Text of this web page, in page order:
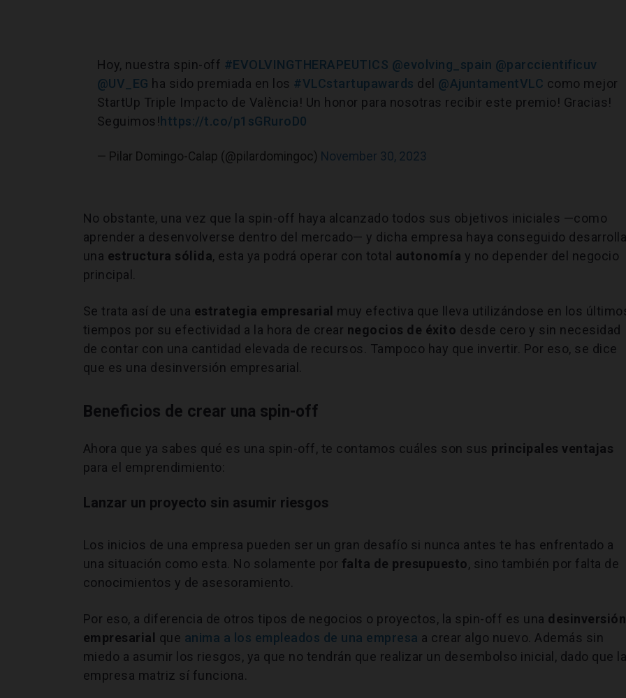
Hoy, nuestra spin-off #EVOLVINGTHERAPEUTICS @evolving_spain @parccientificuv
@UV_EG ha sido premiada en los #VLCstartupawards del @AjuntamentVLC como mejor
StartUp Triple Impacto de València! Un honor para nosotras recibir este premio! Gracias!
Seguimos!https://t.co/p1sGRuroD0
— Pilar Domingo-Calap (@pilardomingoc) November 30, 2023
No obstante, una vez que la spin-off haya alcanzado todos sus objetivos iniciales —como
aprender a desenvolverse dentro del mercado— y dicha empresa haya conseguido
una estructura sólida, esta ya podrá operar con total autonomía y no depender del negocio
principal.
Se trata así de una estrategia empresarial muy efectiva que lleva utilizándose en los
tiempos por su efectividad a la hora de crear negocios de éxito desde cero y sin necesidad
de contar con una cantidad elevada de recursos. Tampoco hay que invertir. Por eso, se dice
que es una desinversión empresarial.
Beneficios de crear una spin-off
Ahora que ya sabes qué es una spin-off, te contamos cuáles son sus principales ventajas
para el emprendimiento:
Lanzar un proyecto sin asumir riesgos
Los inicios de una empresa pueden ser un gran desafío si nunca antes te has enfrentado a
una situación como esta. No solamente por falta de presupuesto, sino también por falta de
conocimientos y de asesoramiento.
Por eso, a diferencia de otros tipos de negocios o proyectos, la spin-off es una desinversión
empresarial
que anima a los empleados de una empresa a crear algo nuevo. Además sin
miedo a asumir los riesgos, ya que no tendrán que realizar un desembolso inicial, dado que
empresa matriz sí funciona.